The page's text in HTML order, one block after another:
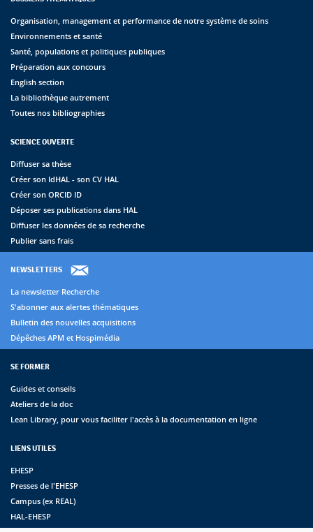
Organisation, management et performance de notre système de soins
Environnements et santé
Santé, populations et politiques publiques
Préparation aux concours
English section
La bibliothèque autrement
Toutes nos bibliographies
SCIENCE OUVERTE
Diffuser sa thèse
Créer son IdHAL - son CV HAL
Créer son ORCID ID
Déposer ses publications dans HAL
Diffuser les données de sa recherche
Publier sans frais
NEWSLETTERS
La newsletter Recherche
S'abonner aux alertes thématiques
Bulletin des nouvelles acquisitions
Dépêches APM et Hospimédia
SE FORMER
Guides et conseils
Ateliers de la doc
Lean Library, pour vous faciliter l'accès à la documentation en ligne
LIENS UTILES
EHESP
Presses de l'EHESP
Campus (ex REAL)
HAL-EHESP